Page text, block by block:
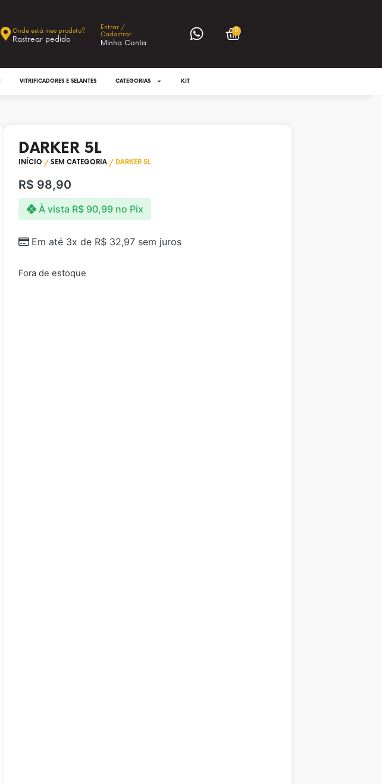
Onde está meu produto?
Rastrear pedido
Entrar /
Cadastrar
Minha Conta
0
VITRIFICADORES E SELANTES CATEGORIAS KIT
DARKER 5L
INÍCIO / SEM CATEGORIA/ DARKER 5L
R$ 98,90
Em até 3x de R$32,97sem juros
À vista R$90,99 no Pix
Fora de estoque